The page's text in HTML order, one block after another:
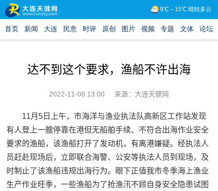
达不到这个要求，渔船不许出海
2022-11-08 13:00 来源：大连天健网
11月5日上午，市海洋与渔业执法队高新区工作站发现
有人登上一艘停靠在港但无船舶手续、不符合出海作业安全
要求的渔船，该渔船打开了发动机，有离港嫌疑。经执法人
员赶赴现场后，立即联合海警、公安等执法人员到现场，及
时制止了该渔船违规出海行为。眼下正值我市冬季海上渔业
生产作业旺季，一些渔船为了抢渔汛不顾自身安全隐患试图